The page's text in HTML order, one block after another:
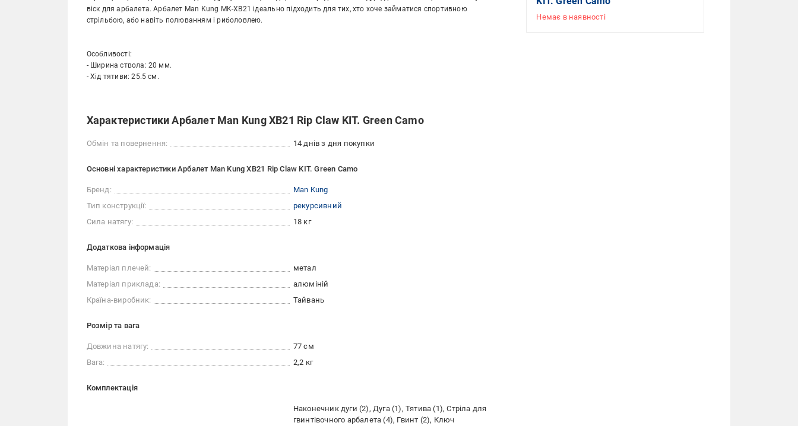
віск для арбалета. Арбалет Man Kung MK-XB21 ідеально підходить для тих, хто хоче займатися спортивною
стрільбою, або навіть полюванням і риболовлею.
Особливості:
- Ширина ствола: 20 мм.
- Хід тятиви: 25.5 см.
Характеристики Арбалет Man Kung XB21 Rip Claw KIT. Green Camo
Обмін та повернення: 14 днів з дня покупки
Основні характеристики Арбалет Man Kung XB21 Rip Claw KIT. Green Camo
Бренд:
Man Kung
Тип конструкції:
рекурсивний
Сила натягу:
18 кг
Додаткова інформація
Матеріал плечей:
метал
Матеріал приклада:
алюміній
Країна-виробник:
Тайвань
Розмір та вага
Довжина натягу:
77 см
Вага:
2,2 кг
Комплектація
Наконечник дуги (2), Дуга (1), Тятива (1), Стріла для
гвинтівочного арбалета (4), Гвинт (2), Ключ
Немає в наявності